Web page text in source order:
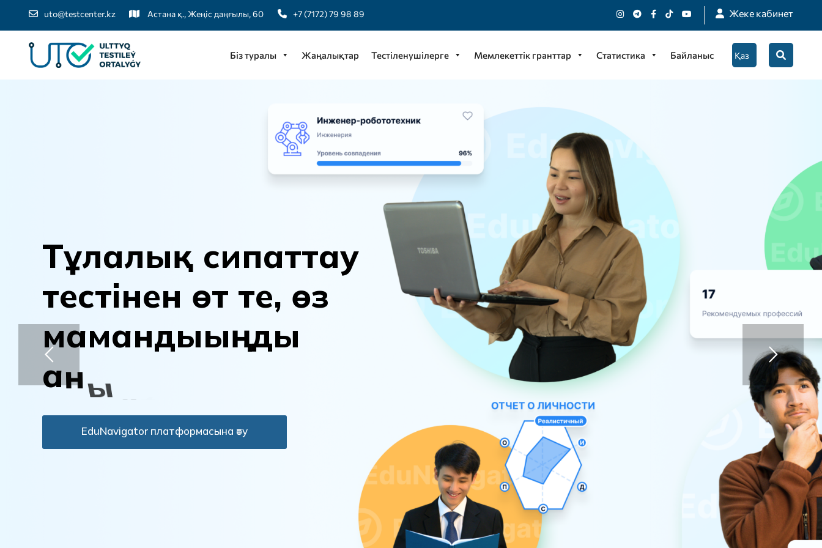
uto@testcenter.kz Астана қ., Жеңіс даңғылы, 60 +7 (7172) 79 98 89 Жеке кабинет
Біз туралы Жаңалықтар Тестіленушілерге Мемлекеттік гранттар Статистика Байланыс
Тұлалық сипаттау
тестінен өт те, өз
мамандыыңды
аны
EduNavigator платформасына өту